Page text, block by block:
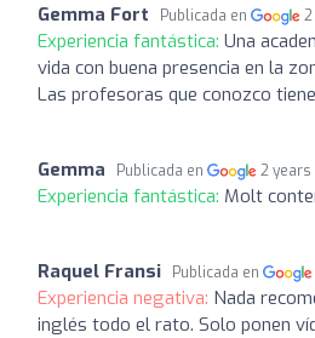
Gemma Fort Publicada en
Experiencia fantástica: Una
vida con buena presencia en la
Las profesoras que conozco
Gemma Publicada en 2 years
Experiencia fantástica: Molt
Raquel Fransi Publicada en
Experiencia negativa: Nada
inglés todo el rato. Solo ponen